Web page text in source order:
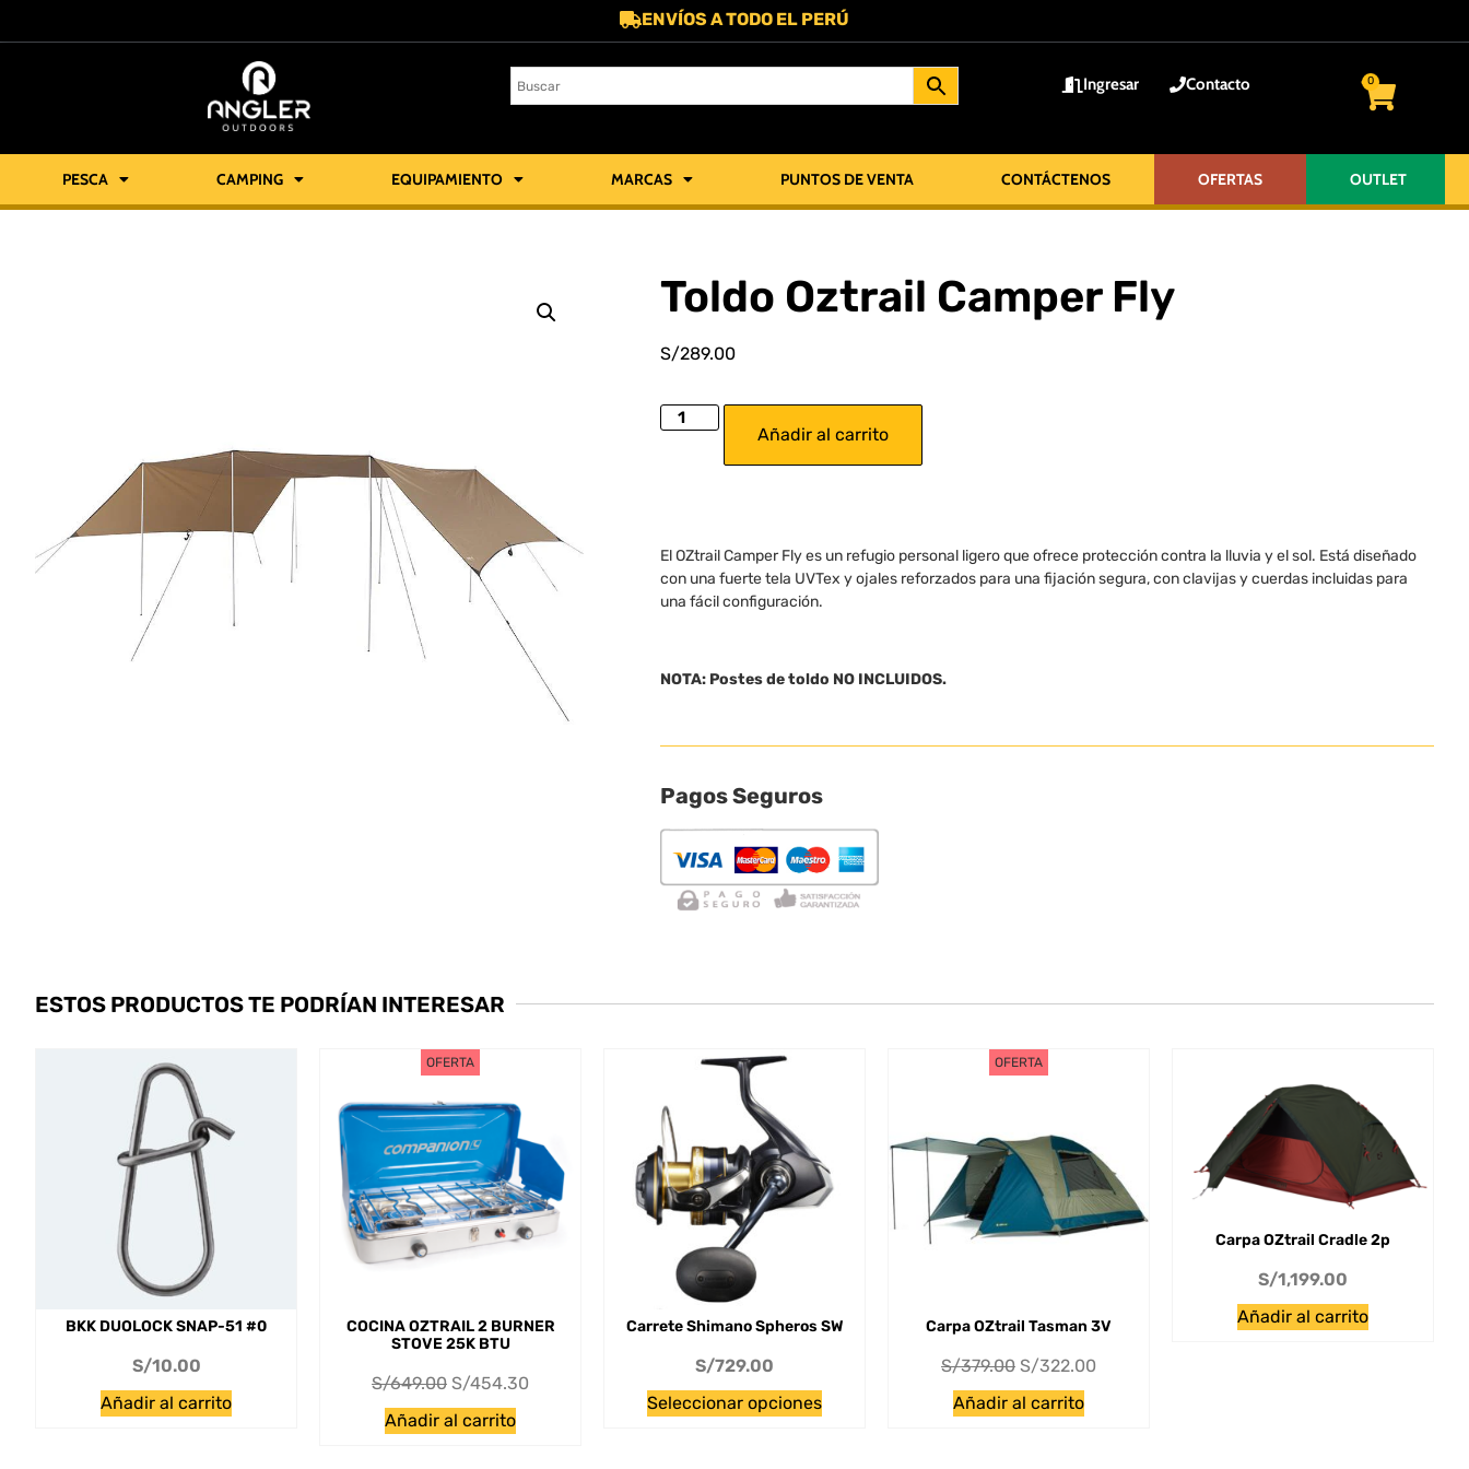
ENVÍOS A TODO EL PERÚ
Ingresar Contacto 0
PESCA CAMPING EQUIPAMIENTO MARCAS PUNTOS DE VENTA CONTÁCTENOS OFERTAS OUTLET
Toldo Oztrail Camper Fly
S/289.00
Añadir al carrito
El OZtrail Camper Fly es un refugio personal ligero que ofrece protección contra la lluvia y el sol. Está diseñado
con una fuerte tela UVTex y ojales reforzados para una fijación segura, con clavijas y cuerdas incluidas para
una fácil configuración.
NOTA: Postes de toldo NO INCLUIDOS.
Pagos Seguros
ESTOS PRODUCTOS TE PODRÍAN INTERESAR
BKK DUOLOCK SNAP-51 #0
S/10.00
Añadir al carrito
OFERTA
COCINA OZTRAIL 2 BURNER
STOVE 25K BTU
S/649.00 S/454.30
Añadir al carrito
Carrete Shimano Spheros SW
S/729.00
Seleccionar opciones
OFERTA
Carpa OZtrail Tasman 3V
S/379.00 S/322.00
Añadir al carrito
Carpa OZtrail Cradle 2p
S/1,199.00
Añadir al carrito